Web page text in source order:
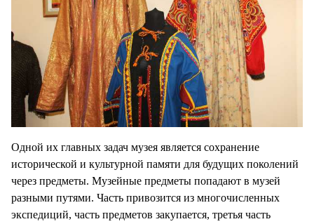
Одной их главных задач музея является сохранение
исторической и культурной памяти для будущих поколений
через предметы. Музейные предметы попадают в музей
разными путями. Часть привозится из многочисленных
экспедиций, часть предметов закупается, третья часть